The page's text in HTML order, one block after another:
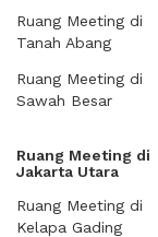
Ruang Meeting di
Tanah Abang
Ruang Meeting di
Sawah Besar
Ruang Meeting di
Jakarta Utara
Ruang Meeting di
Kelapa Gading